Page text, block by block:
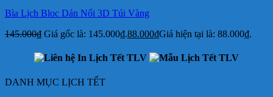
Bìa Lịch Bloc Dán Nổi 3D Túi Vàng
145.000₫ Giá gốc là: 145.000₫.88.000₫Giá hiện tại là: 88.000₫.
DANH MỤC LỊCH TẾT